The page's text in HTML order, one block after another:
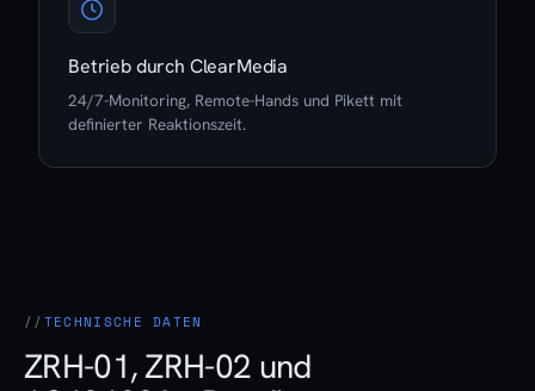
Betrieb durch ClearMedia
24/7-Monitoring, Remote-Hands und Pikett mit
definierter Reaktionszeit.
TECHNISCHE DATEN
ZRH-01, ZRH-02 und